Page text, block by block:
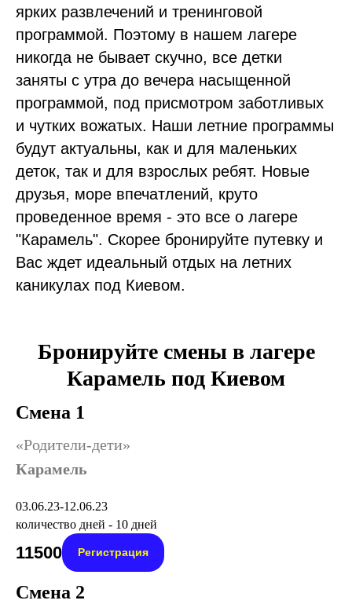
ярких развлечений и тренинговой
программой. Поэтому в нашем лагере
никогда не бывает скучно, все детки
заняты с утра до вечера насыщенной
программой, под присмотром заботливых
и чутких вожатых. Наши летние программы
будут актуальны, как и для маленьких
деток, так и для взрослых ребят. Новые
друзья, море впечатлений, круто
проведенное время - это все о лагере
"Карамель". Скорее бронируйте путевку и
Вас ждет идеальный отдых на летних
каникулах под Киевом.
Бронируйте смены в лагере
Карамель под Киевом
Смена 1
«Родители-дети»
Карамель
03.06.23-12.06.23
количество дней - 10 дней
11500 Регистрация
Смена 2